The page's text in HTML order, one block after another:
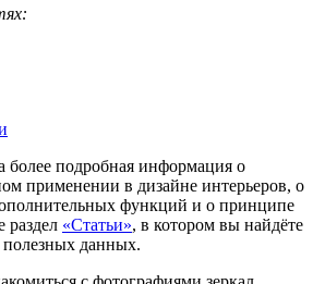
более подробная информация о
применении в дизайне интерьеров, о
функций и о принципе
раздел «Статьи», в котором вы найдёте
данных.